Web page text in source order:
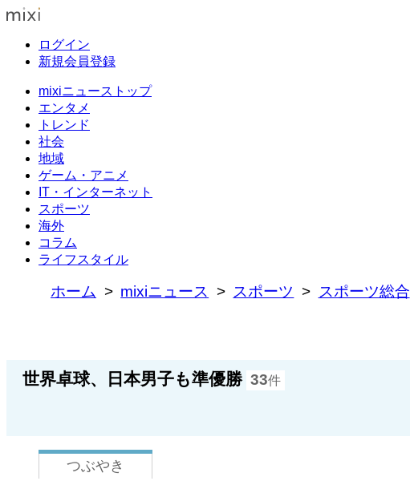
ログイン
新規会員登録
mixiニューストップ
エンタメ
トレンド
社会
地域
ゲーム・アニメ
IT・インターネット
スポーツ
海外
コラム
ライフスタイル
ホーム mixiニュース スポーツ スポーツ総合
世界卓球、日本男子も準優勝 33件
つぶやき